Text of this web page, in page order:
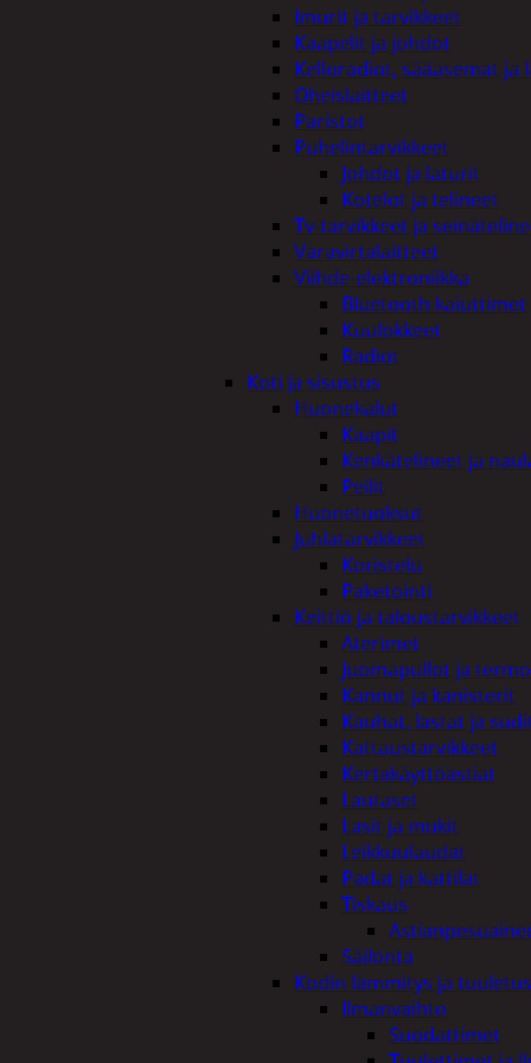
Imurit ja tarvikkeet
Kaapelit ja johdot
Kelloradiot, sääasemat
Oheislaitteet
Paristot
Puhelintarvikkeet
Johdot ja laturit
Kotelot ja telineet
Tv-tarvikkeet ja
Varavirtalaitteet
Viihde-elektroniikka
Bluetooth kaiuttimet
Kuulokkeet
Radiot
Koti ja sisustus
Huonekalut
Kaapit
Kenkätelineet ja
Peilit
Huonetuoksut
Juhlatarvikkeet
Koristelu
Paketointi
Keittiö ja taloustarvikkeet
Aterimet
Juomapullot ja
Kannut ja kanisterit
Kauhat, lastat ja
Kattaustarvikkeet
Kertakäyttöastiat
Lautaset
Lasit ja mukit
Leikkuulaudat
Padat ja kattilat
Tiskaus
Säilöntä
Kodin lämmitys ja tuuletus
Ilmanvaihto
Suodattimet